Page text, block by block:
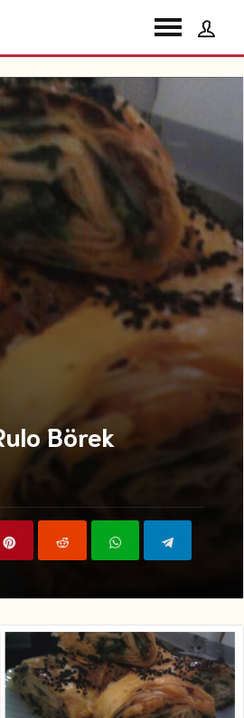
Börek